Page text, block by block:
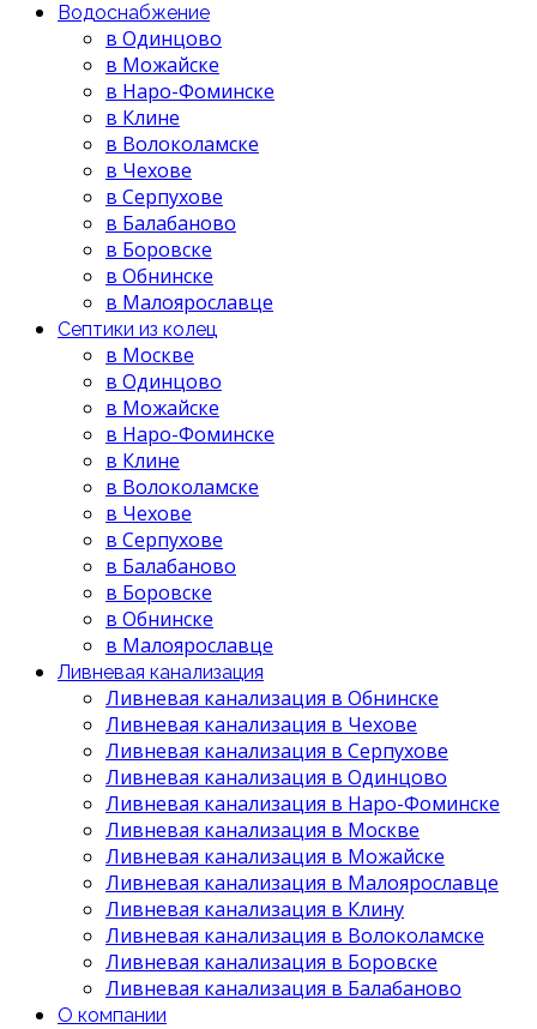
Водоснабжение
в Одинцово
в Можайске
в Наро-Фоминске
в Клине
в Волоколамске
в Чехове
в Серпухове
в Балабаново
в Боровске
в Обнинске
в Малоярославце
Септики из колец
в Москве
в Одинцово
в Можайске
в Наро-Фоминске
в Клине
в Волоколамске
в Чехове
в Серпухове
в Балабаново
в Боровске
в Обнинске
в Малоярославце
Ливневая канализация
Ливневая канализация в Обнинске
Ливневая канализация в Чехове
Ливневая канализация в Серпухове
Ливневая канализация в Одинцово
Ливневая канализация в Наро-Фоминске
Ливневая канализация в Москве
Ливневая канализация в Можайске
Ливневая канализация в Малоярославце
Ливневая канализация в Клину
Ливневая канализация в Волоколамске
Ливневая канализация в Боровске
Ливневая канализация в Балабаново
О компании